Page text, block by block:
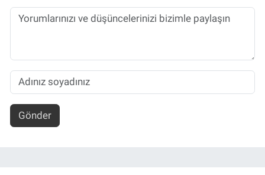
Gönder